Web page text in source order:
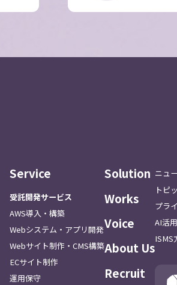
Service
受託開発サービス
AWS導入・構築
Webシステム・アプリ開発
Webサイト制作・CMS構築
ECサイト制作
運用保守
Solution
Works
Voice
About Us
Recruit
ニュ
トピ
プラ
AI活
ISMS